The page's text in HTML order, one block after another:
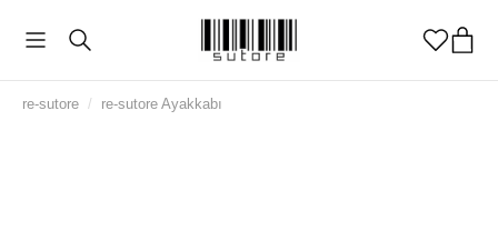
re-sutore / re-sutore Ayakkabı